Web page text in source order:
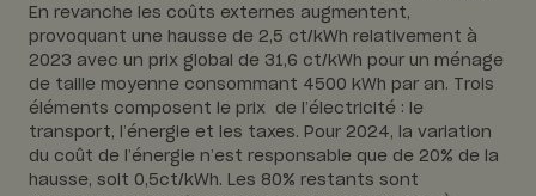
En revanche les coûts externes augmentent,
provoquant une hausse de 2,5 ct/kWh relativement à
2023 avec un prix global de 31,6 ct/kWh pour un ménage
de taille moyenne consommant 4500 kWh par an. Trois
éléments composent le prix de l’électricité : le
transport, l’énergie et les taxes. Pour 2024, la variation
du coût de l’énergie n’est responsable que de 20% de la
hausse, soit 0,5ct/kWh. Les 80% restants sont